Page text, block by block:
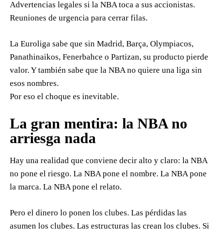
Advertencias legales si la NBA toca a sus accionistas.
Reuniones de urgencia para cerrar filas.
La Euroliga sabe que sin Madrid, Barça, Olympiacos,
Panathinaikos, Fenerbahce o Partizan, su producto pierde
valor. Y también sabe que la NBA no quiere una liga sin
esos nombres.
Por eso el choque es inevitable.
La gran mentira: la NBA no
arriesga nada
Hay una realidad que conviene decir alto y claro: la NBA
no pone el riesgo. La NBA pone el nombre. La NBA pone
la marca. La NBA pone el relato.
Pero el dinero lo ponen los clubes. Las pérdidas las
asumen los clubes. Las estructuras las crean los clubes. Si